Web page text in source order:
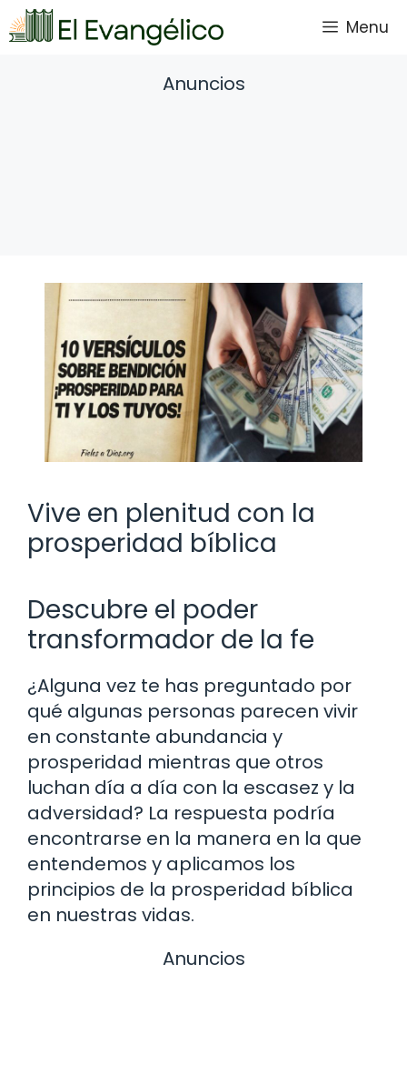
Saltar
al
Menu
Anuncios
Vive en plenitud con la
prosperidad bíblica
Descubre el poder
transformador de la fe
¿Alguna vez te has preguntado por
qué algunas personas parecen vivir
en constante abundancia y
prosperidad mientras que otros
luchan día a día con la escasez y la
adversidad? La respuesta podría
encontrarse en la manera en la que
entendemos y aplicamos los
principios de la prosperidad bíblica
en nuestras vidas.
Anuncios